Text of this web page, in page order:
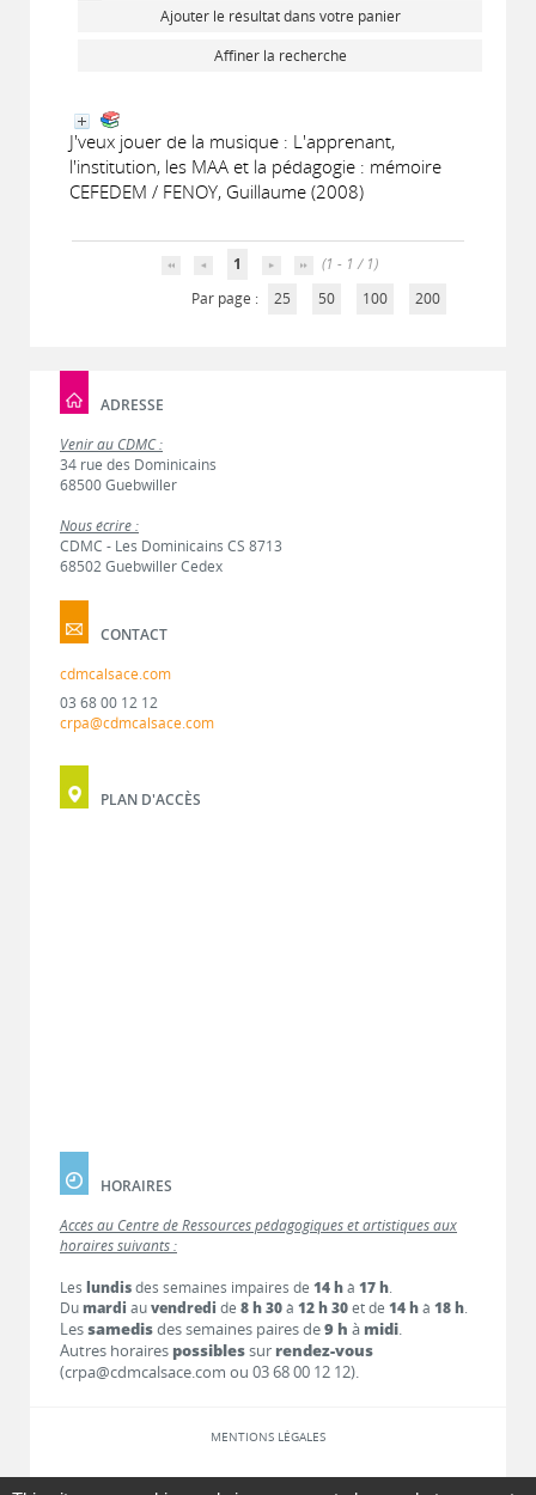
Ajouter le résultat dans votre panier
Affiner la recherche
J'veux jouer de la musique : L'apprenant,
l'institution, les MAA et la pédagogie : mémoire
CEFEDEM / FENOY, Guillaume (2008)
1
(1 - 1 / 1)
Par page :
25 50 100 200
ADRESSE
Venir au CDMC :
34 rue des Dominicains
68500 Guebwiller
Nous écrire :
CDMC - Les Dominicains CS 8713
68502 Guebwiller Cedex
CONTACT
cdmcalsace.com
03 68 00 12 12
crpa@cdmcalsace.com
PLAN D'ACCÈS
HORAIRES
Accès au Centre de Ressources pédagogiques et artistiques aux
horaires suivants :
Les lundisdes semaines impaires de 14 hà 17 h.
Dumardi auvendredi de 8 h 30à 12 h 30et de 14 hà 18 h.
Lessamedisdes semaines paires de9 h à midi.
Autres horaires possiblessur rendez-vous
(crpa@cdmcalsace.com ou 03 68 00 12 12).
MENTIONS LÉGALES